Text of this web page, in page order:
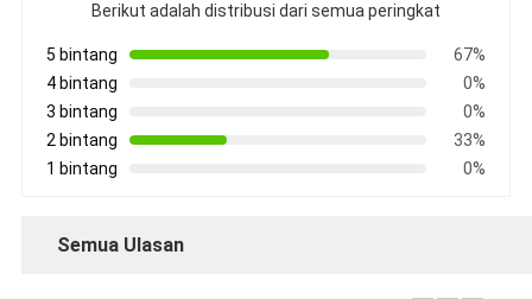
Berikut adalah distribusi dari semua peringkat
5 bintang
67%
4 bintang
0%
3 bintang
0%
2 bintang
33%
1 bintang
0%
Semua Ulasan